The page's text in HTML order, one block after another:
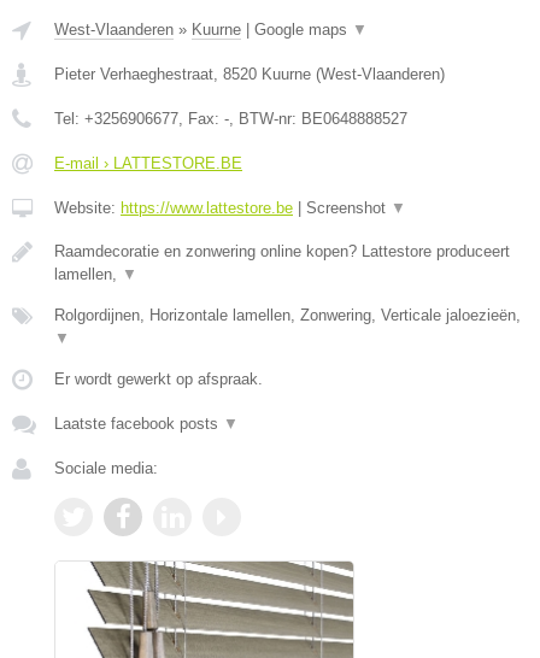
West-Vlaanderen » Kuurne Google maps ▼
Pieter Verhaeghestraat 8520 Kuurne (West-Vlaanderen)
Tel: +3256906677 , Fax: - , BTW-nr: BE0648888527
E-mail › LATTESTORE.BE
Website: https://www.lattestore.be Screenshot ▼
Raamdecoratie en zonwering online kopen? Lattestore produceert
lamellen,
▼
Rolgordijnen, Horizontale lamellen, Zonwering, Verticale jaloezieën,
▼
Er wordt gewerkt op afspraak.
Laatste facebook posts ▼
Sociale media: